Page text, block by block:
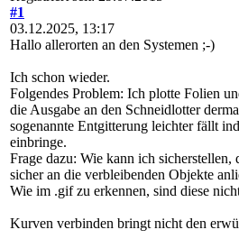
#1
03.12.2025, 13:17
Hallo allerorten an den Systemen ;-)
Ich schon wieder.
Folgendes Problem: Ich plotte Folien
die Ausgabe an den Schneidlotter
sogenannte Entgitterung leichter fällt
einbringe.
Frage dazu: Wie kann ich sicherstellen,
sicher an die verbleibenden Objekte
Wie im .gif zu erkennen, sind diese
Kurven verbinden bringt nicht den